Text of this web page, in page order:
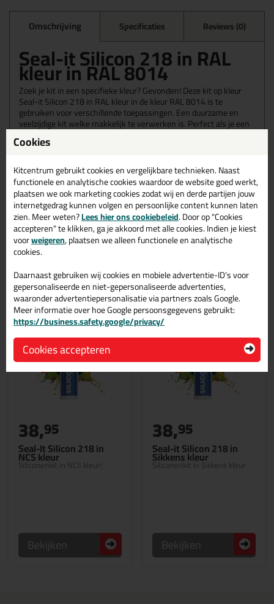
Omschrijving Specificaties Reviews (0)
Seal-it Silicon 218 in RAL
kleur in RAL 8014
Zoek je kit in een specifieke kleur? Gevonden! Deze kit op kleur
Seal-it Silicon 218 in RAL kleur in de kleur RAL 8014 is te
gebruiken voor verschillende toepassingen. Een duurzame en
veelzijdige kit welke makkelijk te verwerken is. Perfect als je een
bijpassende kleur zoekt met gegarandeerd een topresultaat.
Bestel de Seal-it Silicon 218 in RAL kleur in kleur RAL 8014
huis.
Wil je meer weten over de toepassing en kenmerken van dit
product?Lees alles over dit product >
Gerelateerde producten
Seal-It Silicon 218 in
NCS kleur
Siliconenkit in NCS kleur!
38,95
Bekijken
Seal-it Silicon 218 in
Sikkens kleur
Siliconenkit in Sikkens kleur
38,95
Bekijken
Cookies
Kitcentrum gebruikt cookies en vergelijkbare technieken. Naast
functionele en analytische cookies waardoor de website goed werkt,
plaatsen we ook marketing cookies zodat wij en derde partijen jouw
internetgedrag kunnen volgen en persoonlijke content kunnen laten
zien. Meer weten?Lees hier ons cookiebeleid. Door op "Cookies
accepteren" te klikken, ga je akkoord met alle cookies. Indien je kiest
voorweigeren, plaatsen we alleen functionele en analytische
cookies.
Daarnaast gebruiken wij cookies en mobiele advertentie-ID’s voor
gepersonaliseerde en niet-gepersonaliseerde advertenties,
waaronder advertentiepersonalisatie via partners zoals Google.
Meer informatie over hoe Google persoonsgegevens gebruikt:
https://business.safety.google/privacy/
Cookies accepteren